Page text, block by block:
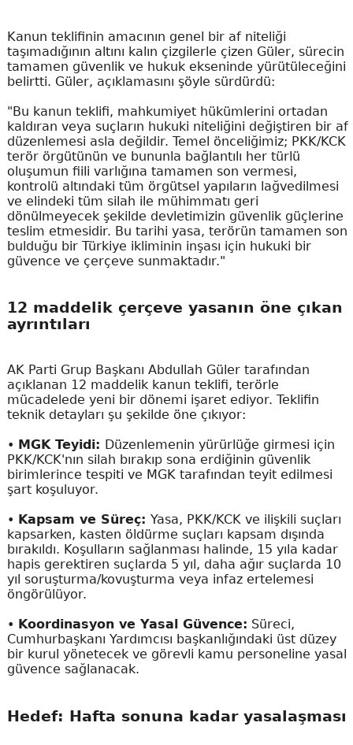
Kanun teklifinin amacının genel bir af niteliği
taşımadığının altını kalın çizgilerle çizen Güler, sürecin
tamamen güvenlik ve hukuk ekseninde yürütüleceğini
belirtti. Güler, açıklamasını şöyle sürdürdü:
"Bu kanun teklifi, mahkumiyet hükümlerini ortadan
kaldıran veya suçların hukuki niteliğini değiştiren bir af
düzenlemesi asla değildir. Temel önceliğimiz; PKK/KCK
terör örgütünün ve bununla bağlantılı her türlü
oluşumun fiili varlığına tamamen son vermesi,
kontrolü altındaki tüm örgütsel yapıların lağvedilmesi
ve elindeki tüm silah ile mühimmatı geri
dönülmeyecek şekilde devletimizin güvenlik güçlerine
teslim etmesidir. Bu tarihi yasa, terörün tamamen son
bulduğu bir Türkiye ikliminin inşası için hukuki bir
güvence ve çerçeve sunmaktadır."
12 maddelik çerçeve yasanın öne çıkan
ayrıntıları
AK Parti Grup Başkanı Abdullah Güler tarafından
açıklanan 12 maddelik kanun teklifi, terörle
mücadelede yeni bir dönemi işaret ediyor. Teklifin
teknik detayları şu şekilde öne çıkıyor:
• MGK Teyidi: Düzenlemenin yürürlüğe girmesi için
PKK/KCK'nın silah bırakıp sona erdiğinin güvenlik
birimlerince tespiti ve MGK tarafından teyit edilmesi
şart koşuluyor.
• Kapsam ve Süreç: Yasa, PKK/KCK ve ilişkili suçları
kapsarken, kasten öldürme suçları kapsam dışında
bırakıldı. Koşulların sağlanması halinde, 15 yıla kadar
hapis gerektiren suçlarda 5 yıl, daha ağır suçlarda 10
yıl soruşturma/kovuşturma veya infaz ertelemesi
öngörülüyor.
• Koordinasyon ve Yasal Güvence: Süreci,
Cumhurbaşkanı Yardımcısı başkanlığındaki üst düzey
bir kurul yönetecek ve görevli kamu personeline yasal
güvence sağlanacak.
Hedef: Hafta sonuna kadar yasalaşması